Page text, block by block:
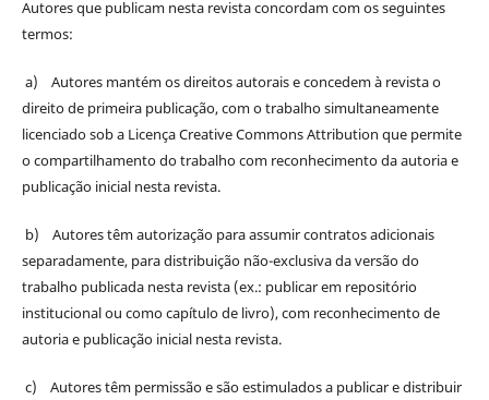
Autores que publicam nesta revista concordam com os seguintes
termos:
a) Autores mantém os direitos autorais e concedem à revista o
direito de primeira publicação, com o trabalho simultaneamente
licenciado sob a Licença Creative Commons Attribution que permite
o compartilhamento do trabalho com reconhecimento da autoria e
publicação inicial nesta revista.
b) Autores têm autorização para assumir contratos adicionais
separadamente, para distribuição não-exclusiva da versão do
trabalho publicada nesta revista (ex.: publicar em repositório
institucional ou como capítulo de livro), com reconhecimento de
autoria e publicação inicial nesta revista.
c) Autores têm permissão e são estimulados a publicar e distribuir